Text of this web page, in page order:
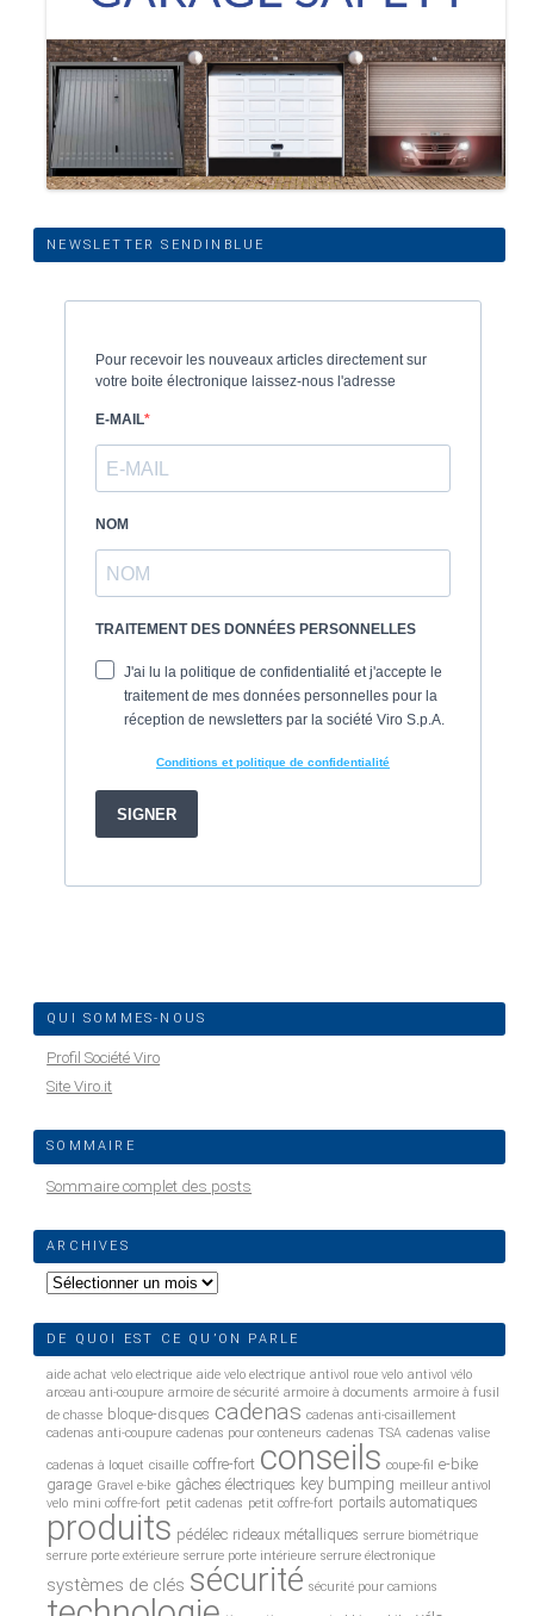
NEWSLETTER SENDINBLUE
QUI SOMMES-NOUS
Profil Société Viro
Site Viro.it
SOMMAIRE
Sommaire complet des posts
ARCHIVES
Archives
DE QUOI EST CE QU’ON PARLE
aide achat velo electrique aide velo electrique antivol roue velo antivol vélo
arceau anti-coupure armoire de sécurité armoire à documents armoire à fusil
de chasse bloque-disques cadenas cadenas anti-cisaillement
cadenas anti-coupure cadenas pour conteneurs cadenas TSA cadenas valise
cadenas à loquet cisaille coffre-fort conseils coupe-fil
e-bike
garage Gravel e-bike gâches électriques key bumping meilleur antivol
velo mini coffre-fort petit cadenas petit coffre-fort portails automatiques
produits pédélec rideaux métalliques serrure biométrique
serrure porte extérieure serrure porte intérieure serrure électronique
systèmes de clés sécurité sécurité pour camions